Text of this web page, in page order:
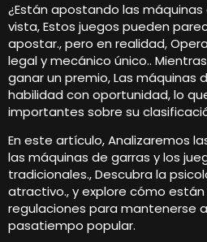
¿Están apostando las máquinas
vista, Estos juegos pueden
apostar., pero en realidad,
legal y mecánico único..
ganar un premio, Las máquinas
habilidad con oportunidad, lo
importantes sobre su
En este artículo, Analizaremos
las máquinas de garras y los
tradicionales., Descubra la
atractivo., y explore cómo
regulaciones para mantenerse
pasatiempo popular.